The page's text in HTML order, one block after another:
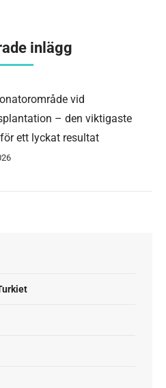
inlägg
vid
– den viktigaste
ett lyckat resultat